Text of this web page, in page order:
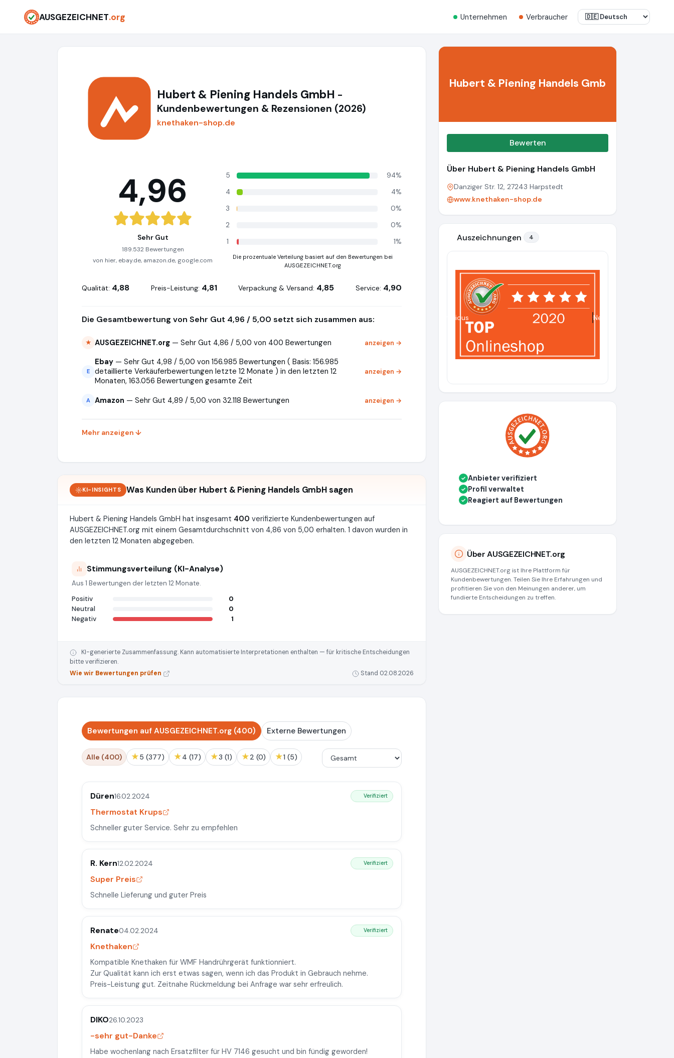
AUSGEZEICHNET.org Unternehmen Verbraucher
Hubert & Piening Handels GmbH -
Kundenbewertungen & Rezensionen (2026)
knethaken-shop.de
4,96
Sehr Gut
189.532 Bewertungen
von hier, ebay.de, amazon.de, google.com
5
94%
4
4%
3
0%
2
0%
1
1%
Die prozentuale Verteilung basiert auf den Bewertungen bei
AUSGEZEICHNET.org
Qualität: 4,88 Preis-Leistung: 4,81 Verpackung & Versand: 4,85 Service: 4,90
Die Gesamtbewertung von Sehr Gut 4,96 / 5,00 setzt sich zusammen aus:
★ AUSGEZEICHNET.org — Sehr Gut 4,86 / 5,00 von 400 Bewertungen anzeigen →
E
Ebay — Sehr Gut 4,98 / 5,00 von 156.985 Bewertungen ( Basis: 156.985
detaillierte Verkäuferbewertungen letzte 12 Monate ) in den letzten 12
Monaten, 163.056 Bewertungen gesamte Zeit
anzeigen →
A Amazon — Sehr Gut 4,89 / 5,00 von 32.118 Bewertungen anzeigen →
Mehr anzeigen ↓
KI-INSIGHTS Was Kunden über Hubert & Piening Handels GmbH sagen
Hubert & Piening Handels GmbH hat insgesamt 400 verifizierte Kundenbewertungen auf
AUSGEZEICHNET.org mit einem Gesamtdurchschnitt von 4,86 von 5,00 erhalten. 1 davon wurden in
den letzten 12 Monaten abgegeben.
Stimmungsverteilung (KI-Analyse)
Aus 1 Bewertungen der letzten 12 Monate.
Positiv
0
Neutral
0
Negativ
1
KI-generierte Zusammenfassung. Kann automatisierte Interpretationen enthalten — für kritische Entscheidungen
bitte verifizieren.
Wie wir Bewertungen prüfen
Stand 02.08.2026
Bewertungen auf AUSGEZEICHNET.org (400) Externe Bewertungen
Alle (400) ★ 5 (377) ★ 4 (17) ★ 3 (1) ★ 2 (0) ★ 1 (5)
Düren16.02.2024 Verifiziert
Thermostat Krups
Schneller guter Service. Sehr zu empfehlen
R. Kern12.02.2024 Verifiziert
Super Preis
Schnelle Lieferung und guter Preis
Renate04.02.2024 Verifiziert
Knethaken
Kompatible Knethaken für WMF Handrührgerät funktionniert.
Zur Qualität kann ich erst etwas sagen, wenn ich das Produkt in Gebrauch nehme.
Preis-Leistung gut. Zeitnahe Rückmeldung bei Anfrage war sehr erfreulich.
DIKO26.10.2023
-sehr gut-Danke
Habe wochenlang nach Ersatzfilter für HV 7146 gesucht und bin fündig geworden!
Hubert & Piening Handels Gmb
Bewerten
Über Hubert & Piening Handels GmbH
Danziger Str. 12, 27243 Harpstedt
www.knethaken-shop.de
Auszeichnungen 4
Previous Next
✓ Anbieter verifiziert
✓ Profil verwaltet
✓ Reagiert auf Bewertungen
Über AUSGEZEICHNET.org
AUSGEZEICHNET.org ist Ihre Plattform für
Kundenbewertungen. Teilen Sie Ihre Erfahrungen und
profitieren Sie von den Meinungen anderer, um
fundierte Entscheidungen zu treffen.